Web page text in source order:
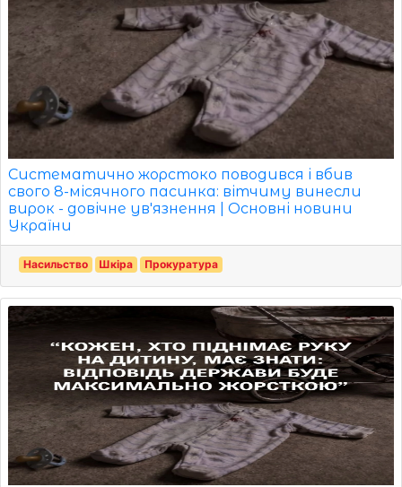
Систематично жорстоко поводився і вбив
свого 8-місячного пасинка: вітчиму винесли
вирок - довічне ув'язнення | Основні новини
України
Насильство Шкіра Прокуратура